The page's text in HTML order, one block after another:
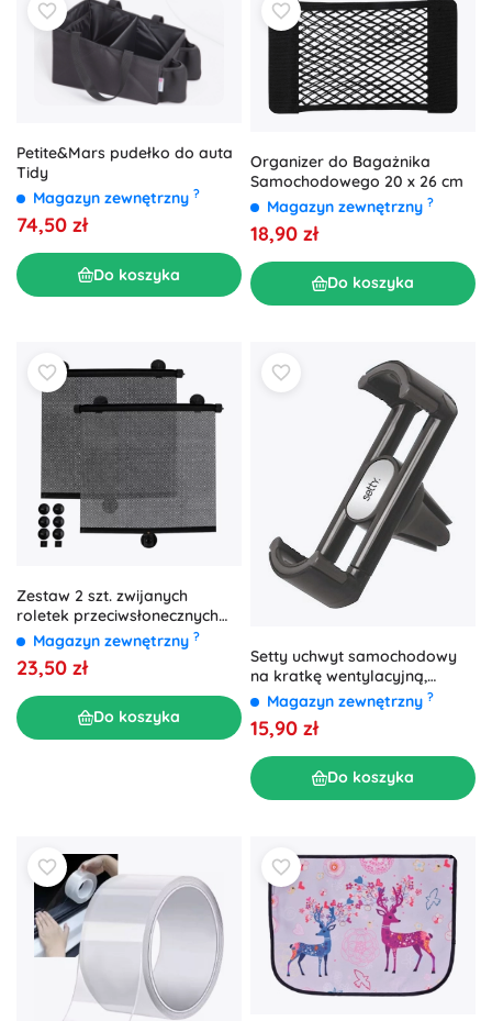
Petite&Mars pudełko do auta
Tidy
Magazyn zewnętrzny ?
74,50 zł
Do koszyka
Organizer do Bagażnika
Samochodowego 20 x 26 cm
Magazyn zewnętrzny ?
18,90 zł
Do koszyka
Zestaw 2 szt. zwijanych
roletek przeciwsłonecznych
do auta XTROBB
Magazyn zewnętrzny ?
23,50 zł
Do koszyka
Setty uchwyt samochodowy
na kratkę wentylacyjną,
czarny
Magazyn zewnętrzny ?
15,90 zł
Do koszyka